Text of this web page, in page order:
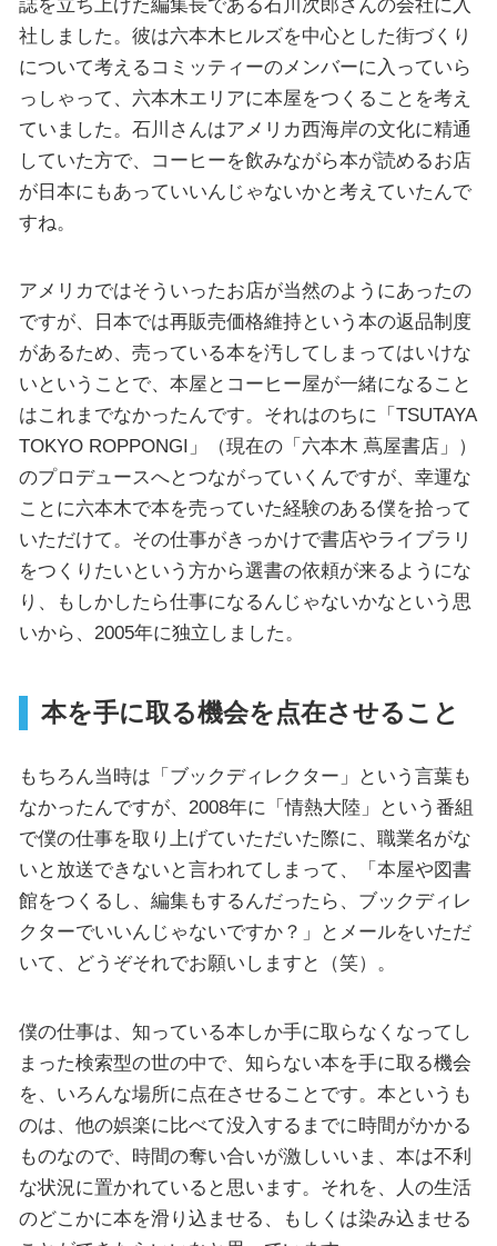
社しました。彼は六本木ヒルズを中心とした街づくり
について考えるコミッティーのメンバーに入っていら
っしゃって、六本木エリアに本屋をつくることを考え
ていました。石川さんはアメリカ西海岸の文化に精通
していた方で、コーヒーを飲みながら本が読めるお店
が日本にもあっていいんじゃないかと考えていたんで
すね。
アメリカではそういったお店が当然のようにあったの
ですが、日本では再販売価格維持という本の返品制度
があるため、売っている本を汚してしまってはいけな
いということで、本屋とコーヒー屋が一緒になること
はこれまでなかったんです。それはのちに「TSUTAYA
TOKYO ROPPONGI」（現在の「六本木 蔦屋書店」）
のプロデュースへとつながっていくんですが、幸運な
ことに六本木で本を売っていた経験のある僕を拾って
いただけて。その仕事がきっかけで書店やライブラリ
をつくりたいという方から選書の依頼が来るようにな
り、もしかしたら仕事になるんじゃないかなという思
いから、2005年に独立しました。
本を手に取る機会を点在させること
もちろん当時は「ブックディレクター」という言葉も
なかったんですが、2008年に「情熱大陸」という番組
で僕の仕事を取り上げていただいた際に、職業名がな
いと放送できないと言われてしまって、「本屋や図書
館をつくるし、編集もするんだったら、ブックディレ
クターでいいんじゃないですか？」とメールをいただ
いて、どうぞそれでお願いしますと（笑）。
僕の仕事は、知っている本しか手に取らなくなってし
まった検索型の世の中で、知らない本を手に取る機会
を、いろんな場所に点在させることです。本というも
のは、他の娯楽に比べて没入するまでに時間がかかる
ものなので、時間の奪い合いが激しいいま、本は不利
な状況に置かれていると思います。それを、人の生活
のどこかに本を滑り込ませる、もしくは染み込ませる